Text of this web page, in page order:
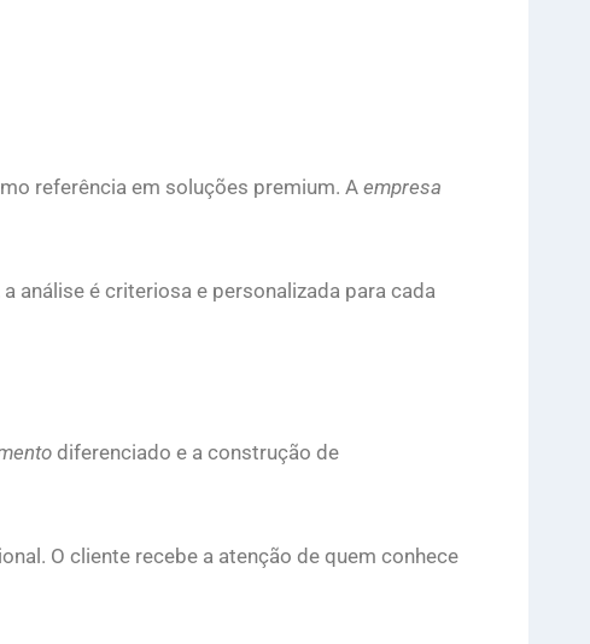
referência em soluções premium. Aempresa
análise é criteriosa e personalizada para cada
diferenciado e a construção de
O cliente recebe a atenção de quem conhece